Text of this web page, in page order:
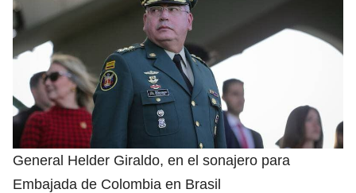
General Helder Giraldo, en el sonajero para
Embajada de Colombia en Brasil